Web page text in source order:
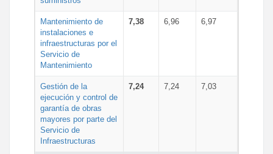
Mantenimiento de
instalaciones e
infraestructuras por el
Servicio de
Mantenimiento
7,38 6,96 6,97
Gestión de la
ejecución y control de
garantía de obras
mayores por parte del
Servicio de
Infraestructuras
7,24 7,24 7,03